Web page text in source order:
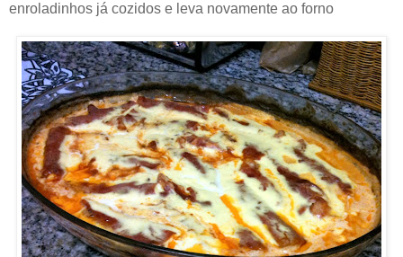
enroladinhos já cozidos e leva novamente ao forno